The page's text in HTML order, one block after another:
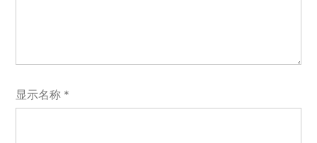
显示名称 *